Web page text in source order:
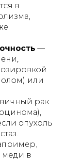
в
—
или
рак
опухоль
меди в